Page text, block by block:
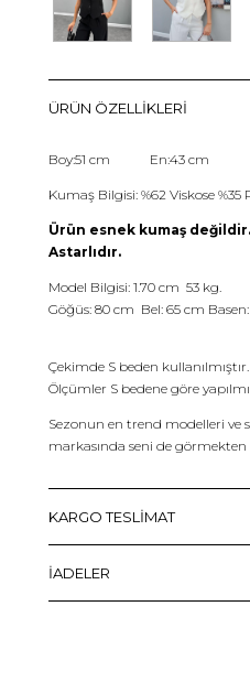
ÜRÜN ÖZELLIKLERI
Boy:51 cm En:43 cm
Kumaş Bilgisi: %62 Viskose %35
Ürün esnek kumaş değildir.
Astarlıdır.
Model Bilgisi: 1.70 cm 53 kg.
Göğüs: 80 cm Bel: 65 cm
Çekimde S beden kullanılmıştır.
Ölçümler S bedene göre
Sezonun en trend modelleri ve
markasında seni de
KARGO TESLİMAT
İADELER